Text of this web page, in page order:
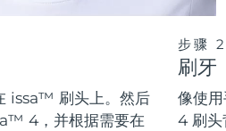
issa™ 刷头上。然后
4，并根据需要在
步骤
刷牙
像使
4 刷头